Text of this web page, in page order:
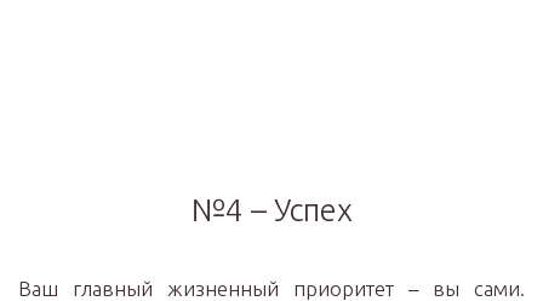
№4 – Успех
Ваш главный жизненный приоритет – вы сами.